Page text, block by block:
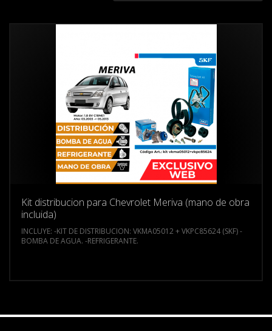
Kit distribucion para Chevrolet Meriva (mano de obra
incluida)
INCLUYE: -KIT DE DISTRIBUCION: VKMA05012 + VKPC85624 (SKF)-
BOMBA DE AGUA. -REFRIGERANTE.